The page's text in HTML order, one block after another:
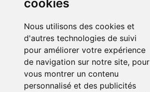
cookies
Nous utilisons des cookies et
d'autres technologies de suivi
pour améliorer votre expérience
de navigation sur notre site, pour
vous montrer un contenu
personnalisé et des publicités